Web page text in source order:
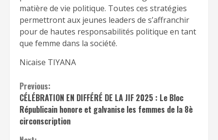
matière de vie politique. Toutes ces stratégies
permettront aux jeunes leaders de s’affranchir
pour de hautes responsabilités politique en tant
que femme dans la société.
Nicaise TIYANA
Continue
Reading
Previous:
CÉLÉBRATION EN DIFFÉRÉ DE LA JIF 2025 : Le Bloc
Républicain honore et galvanise les femmes de la 8è
circonscription